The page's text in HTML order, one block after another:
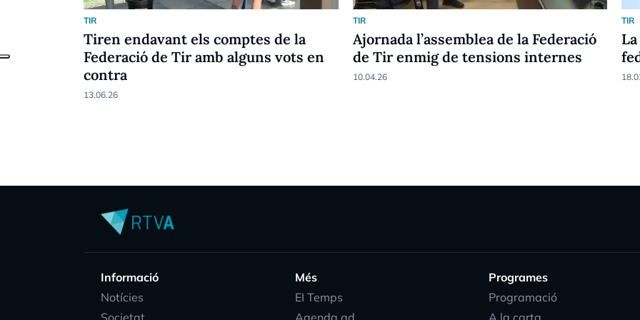
TIR
Tiren endavant els comptes de la
Federació de Tir amb alguns vots en
contra
13.06.26
TIR
Ajornada l’assemblea de la Federació
de Tir enmig de tensions internes
10.04.26
TIR
Informació
Notícies
Més
EI Temps
Programes
Programació